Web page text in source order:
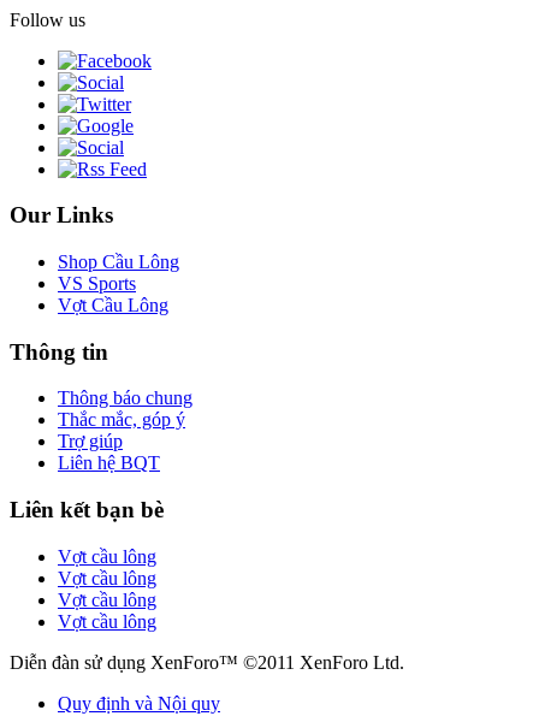
Follow us
Our Links
Shop Cầu Lông
VS Sports
Vợt Cầu Lông
Thông tin
Thông báo chung
Thắc mắc, góp ý
Trợ giúp
Liên hệ BQT
Liên kết bạn bè
Vợt cầu lông
Vợt cầu lông
Vợt cầu lông
Vợt cầu lông
Diễn đàn sử dụng XenForo™ ©2011 XenForo Ltd.
Quy định và Nội quy